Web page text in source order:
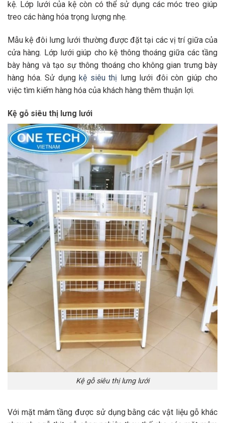
kệ. Lớp lưới của kệ còn có thể sử dụng các móc treo giúp
treo các hàng hóa trọng lượng nhẹ.
Mẫu kệ đôi lưng lưới thường được đặt tại các vị trí giữa của
cửa hàng. Lớp lưới giúp cho kệ thông thoáng giữa các tầng
bày hàng và tạo sự thông thoáng cho không gian trưng bày
hàng hóa. Sử dụng kệ siêu thị lưng lưới đôi còn giúp cho
việc tìm kiếm hàng hóa của khách hàng thêm thuận lợi.
Kệ gỗ siêu thị lưng lưới
Kệ gỗ siêu thị lưng lưới
Với mặt mâm tầng được sử dụng bằng các vật liệu gỗ khác